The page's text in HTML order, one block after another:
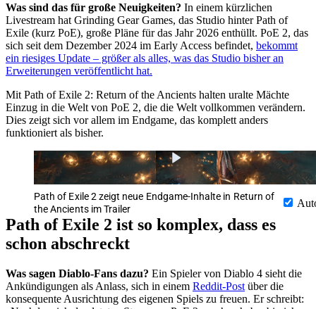
Was sind das für große Neuigkeiten? In einem kürzlichen
Livestream hat Grinding Gear Games, das Studio hinter Path of
Exile (kurz PoE), große Pläne für das Jahr 2026 enthüllt. PoE 2, das
sich seit dem Dezember 2024 im Early Access befindet, bekommt
ein riesiges Update – größer als alles, was das Studio bisher an
Erweiterungen veröffentlicht hat.
Mit Path of Exile 2: Return of the Ancients halten uralte Mächte
Einzug in die Welt von PoE 2, die die Welt vollkommen verändern.
Dies zeigt sich vor allem im Endgame, das komplett anders
funktioniert als bisher.
Path of Exile 2 zeigt neue Endgame-Inhalte in Return of
the Ancients im Trailer
Path of Exile 2 ist so komplex, dass es
schon abschreckt
Was sagen Diablo-Fans dazu? Ein Spieler von Diablo 4 sieht die
Ankündigungen als Anlass, sich in einem Reddit-Post über die
konsequente Ausrichtung des eigenen Spiels zu freuen. Er schreibt: